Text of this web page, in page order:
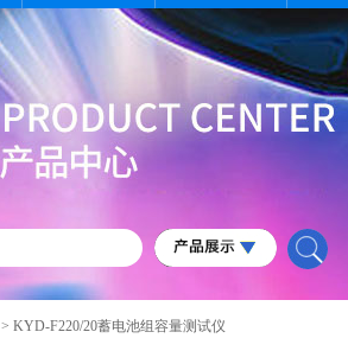
> KYD-F220/20蓄电池组容量测试仪